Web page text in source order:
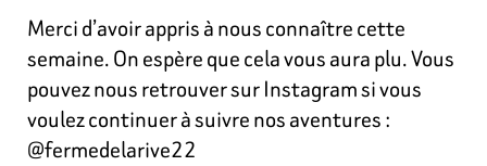
Merci d’avoir appris à nous connaître cette
semaine. On espère que cela vous aura plu. Vous
pouvez nous retrouver sur Instagram si vous
voulez continuer à suivre nos aventures :
@fermedelarive22